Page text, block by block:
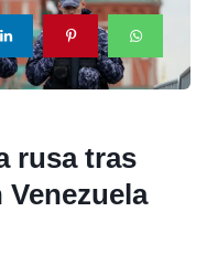
rusa tras
Venezuela